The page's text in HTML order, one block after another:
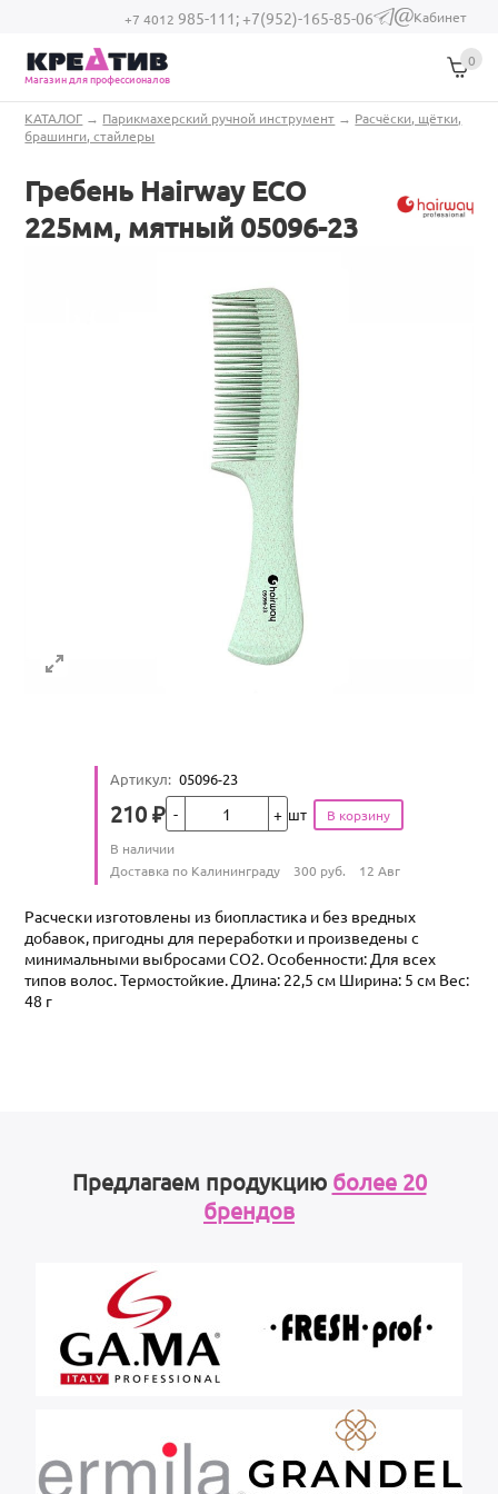
Перейти к основному содержанию
+7 4012 985-111;+7(952)-165-85-06
(link sends e-
Кабинет
Магазин для профессионалов
0
Вы здесь
КАТАЛОГ → Парикмахерский ручной инструмент → Расчёски, щётки,
брашинги, стайлеры
Гребень Hairway ECO
225мм, мятный 05096-23
Артикул: 05096-23
Цена
210 ₽ шт
Количество
В наличии
Условия доставки
Доставка по Калининграду 300 руб. 12 Авг
Расчески изготовлены из биопластика и без вредных
добавок, пригодны для переработки и произведены с
минимальными выбросами CO2. Особенности: Для всех
типов волос. Термостойкие. Длина: 22,5 см Ширина: 5 см Вес:
48 г
Предлагаем продукцию более 20
брендов